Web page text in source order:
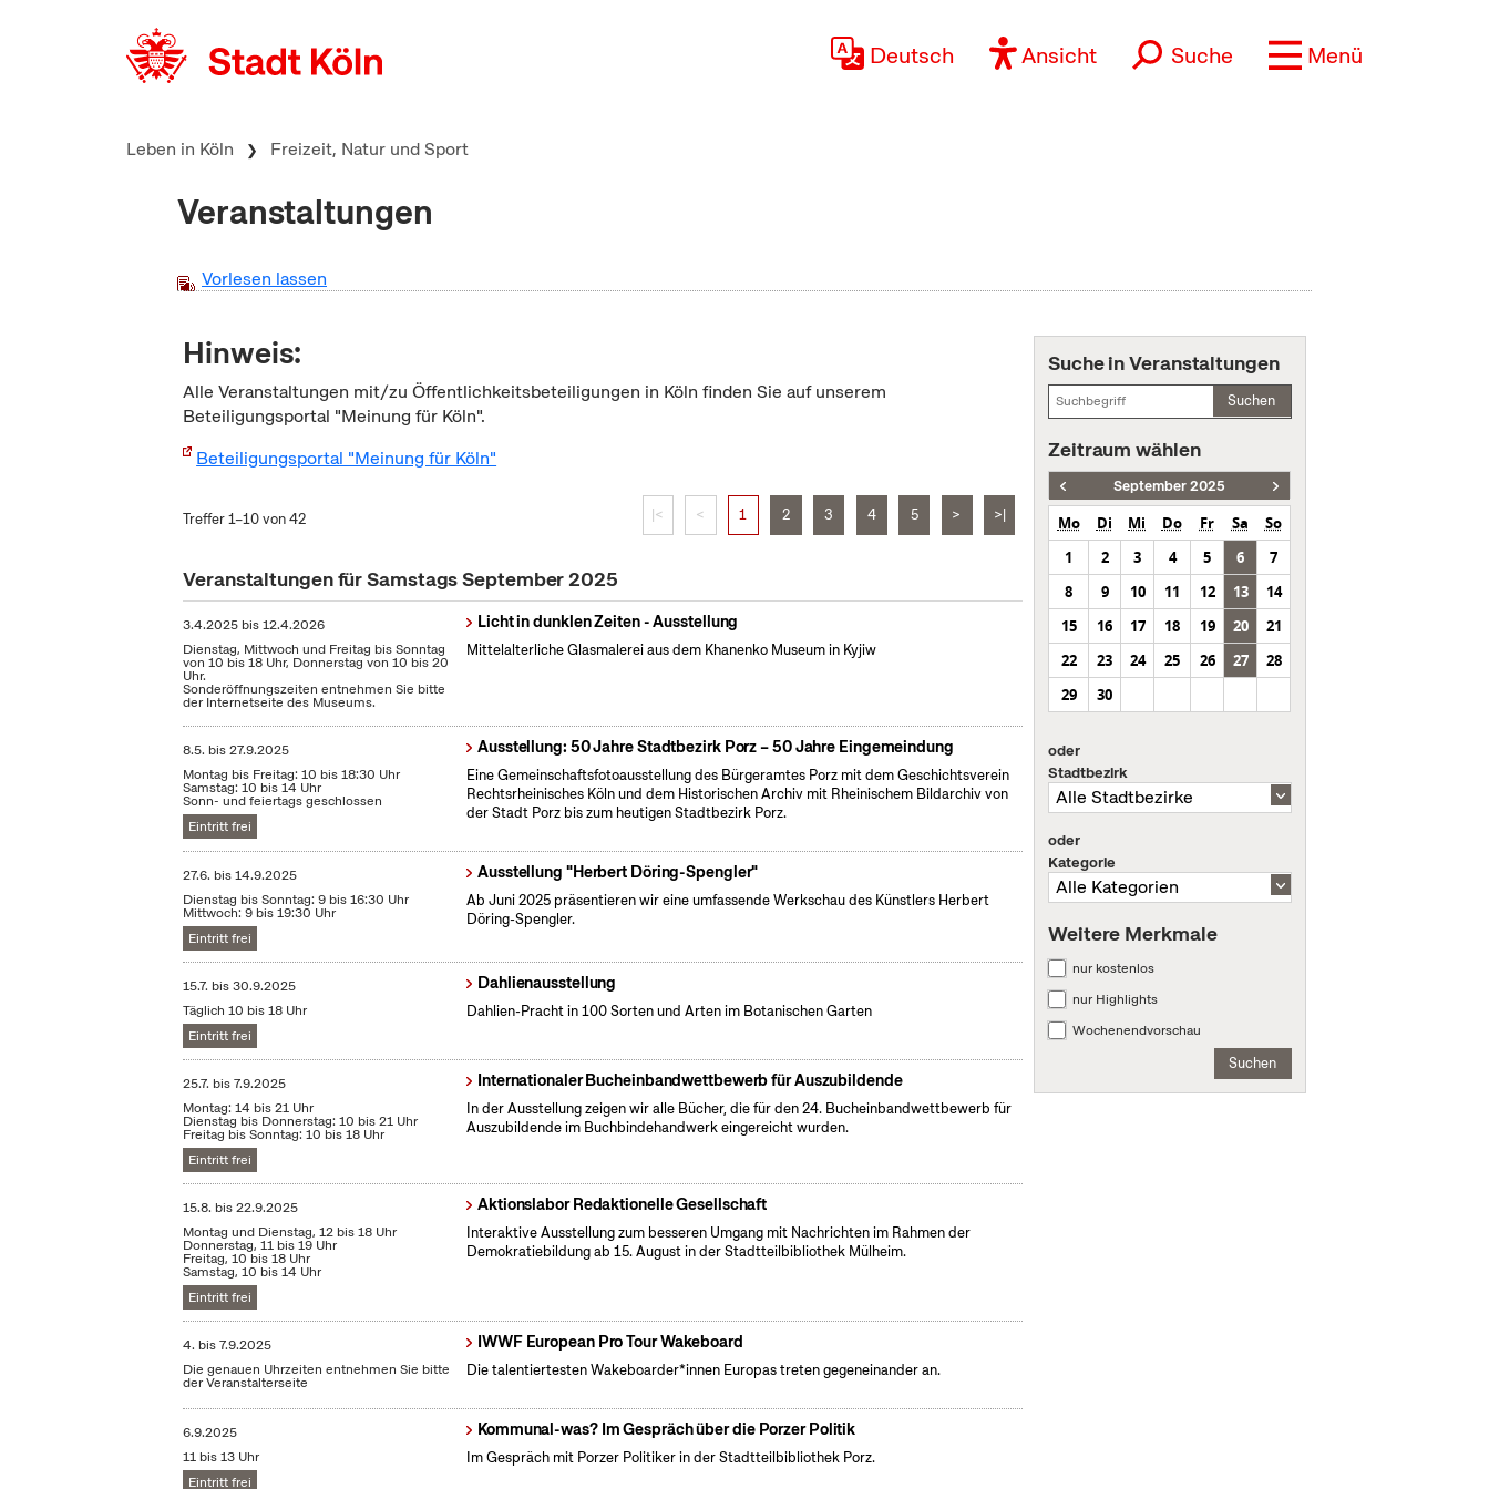
Deutsch Ansicht Suche Menü
Leben in Köln Freizeit, Natur und Sport
Veranstaltungen
Vorlesen lassen
Hinweis:
Alle Veranstaltungen mit/zu Öffentlichkeitsbeteiligungen in Köln finden Sie auf unserem
Beteiligungsportal "Meinung für Köln".
Beteiligungsportal "Meinung für Köln"
Treffer 1–10 von 42 |< < 1 2 3 4 5 > >|
Veranstaltungen für Samstags September 2025
3.4.2025 bis12.4.2026
Dienstag, Mittwoch und Freitag bis Sonntag
von 10 bis 18 Uhr, Donnerstag von 10 bis 20
Uhr.
Sonderöffnungszeiten entnehmen Sie bitte
der Internetseite des Museums.
Licht in dunklen Zeiten - Ausstellung
Mittelalterliche Glasmalerei aus dem Khanenko Museum in Kyjiw
8.5. bis27.9.2025
Montag bis Freitag: 10 bis 18:30 Uhr
Samstag: 10 bis 14 Uhr
Sonn- und feiertags geschlossen
Eintritt frei
Ausstellung: 50 Jahre Stadtbezirk Porz – 50 Jahre Eingemeindung
Eine Gemeinschaftsfotoausstellung des Bürgeramtes Porz mit dem Geschichtsverein
Rechtsrheinisches Köln und dem Historischen Archiv mit Rheinischem Bildarchiv von
der Stadt Porz bis zum heutigen Stadtbezirk Porz.
27.6. bis14.9.2025
Dienstag bis Sonntag: 9 bis 16:30 Uhr
Mittwoch: 9 bis 19:30 Uhr
Eintritt frei
Ausstellung "Herbert Döring-Spengler"
Ab Juni 2025 präsentieren wir eine umfassende Werkschau des Künstlers Herbert
Döring-Spengler.
15.7. bis30.9.2025
Täglich 10 bis 18 Uhr
Eintritt frei
Dahlienausstellung
Dahlien-Pracht in 100 Sorten und Arten im Botanischen Garten
25.7. bis7.9.2025
Montag: 14 bis 21 Uhr
Dienstag bis Donnerstag: 10 bis 21 Uhr
Freitag bis Sonntag: 10 bis 18 Uhr
Eintritt frei
Internationaler Bucheinbandwettbewerb für Auszubildende
In der Ausstellung zeigen wir alle Bücher, die für den 24. Bucheinbandwettbewerb für
Auszubildende im Buchbindehandwerk eingereicht wurden.
15.8. bis22.9.2025
Montag und Dienstag, 12 bis 18 Uhr
Donnerstag, 11 bis 19 Uhr
Freitag, 10 bis 18 Uhr
Samstag, 10 bis 14 Uhr
Eintritt frei
Aktionslabor Redaktionelle Gesellschaft
Interaktive Ausstellung zum besseren Umgang mit Nachrichten im Rahmen der
Demokratiebildung ab 15. August in der Stadtteilbibliothek Mülheim.
4. bis7.9.2025
Die genauen Uhrzeiten entnehmen Sie bitte
der Veranstalterseite
IWWF European Pro Tour Wakeboard
Die talentiertesten Wakeboarder*innen Europas treten gegeneinander an.
6.9.2025
11 bis 13 Uhr
Eintritt frei
Kommunal-was? Im Gespräch über die Porzer Politik
Im Gespräch mit Porzer Politiker in der Stadtteilbibliothek Porz.
Suche in Veranstaltungen
Suchen
Zeitraum wählen
September 2025
Mo Di Mi Do Fr Sa
So
1
2 3 4 5 6
7
8
9 10 11 12 13
14
15
16 17 18 19 20
21
22
23 24 25 26 27
28
29
30
oder
Stadtbezirk
oder
Kategorie
Weitere Merkmale
nur kostenlos
nur Highlights
Wochenendvorschau
Suchen